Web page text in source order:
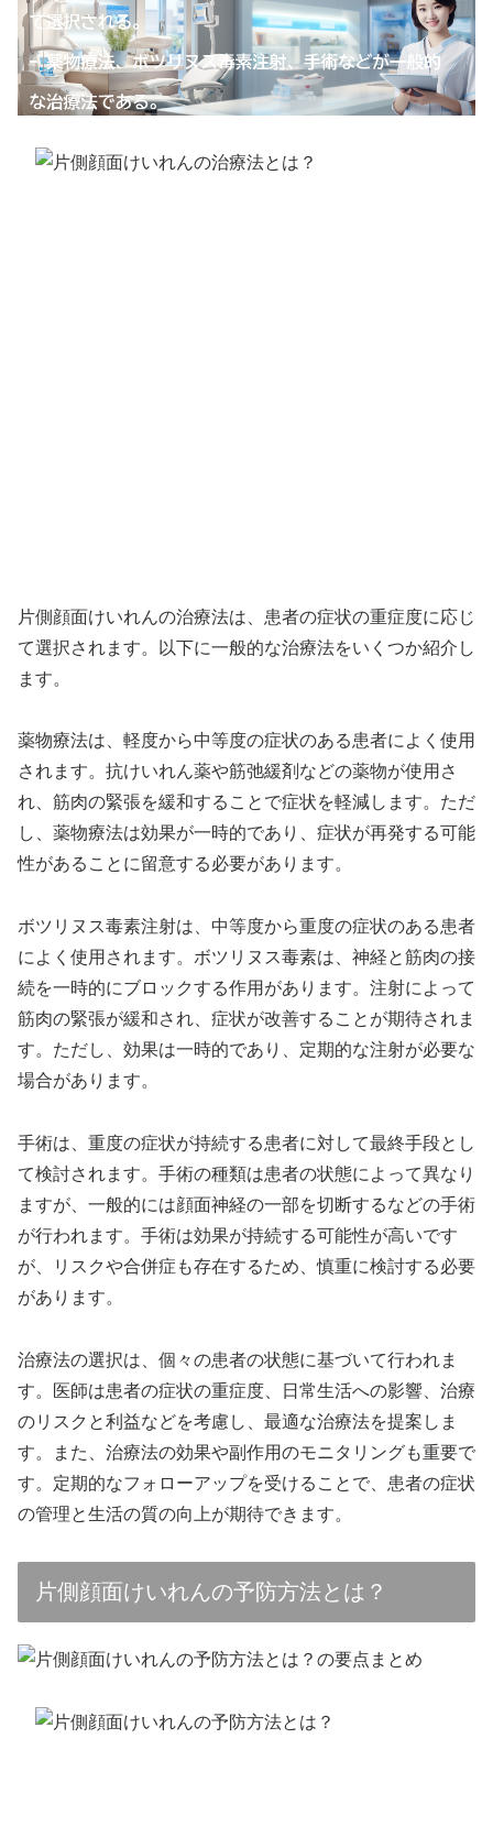
片側顔面けいれんの治療法は、患者の症状の重症度に応じ
て選択されます。以下に一般的な治療法をいくつか紹介し
ます。
薬物療法は、軽度から中等度の症状のある患者によく使用
されます。抗けいれん薬や筋弛緩剤などの薬物が使用さ
れ、筋肉の緊張を緩和することで症状を軽減します。ただ
し、薬物療法は効果が一時的であり、症状が再発する可能
性があることに留意する必要があります。
ボツリヌス毒素注射は、中等度から重度の症状のある患者
によく使用されます。ボツリヌス毒素は、神経と筋肉の接
続を一時的にブロックする作用があります。注射によって
筋肉の緊張が緩和され、症状が改善することが期待されま
す。ただし、効果は一時的であり、定期的な注射が必要な
場合があります。
手術は、重度の症状が持続する患者に対して最終手段とし
て検討されます。手術の種類は患者の状態によって異なり
ますが、一般的には顔面神経の一部を切断するなどの手術
が行われます。手術は効果が持続する可能性が高いです
が、リスクや合併症も存在するため、慎重に検討する必要
があります。
治療法の選択は、個々の患者の状態に基づいて行われま
す。医師は患者の症状の重症度、日常生活への影響、治療
のリスクと利益などを考慮し、最適な治療法を提案しま
す。また、治療法の効果や副作用のモニタリングも重要で
す。定期的なフォローアップを受けることで、患者の症状
の管理と生活の質の向上が期待できます。
片側顔面けいれんの予防方法とは？